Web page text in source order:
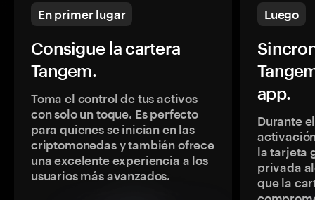
En primer lugar
Consigue la cartera
Tangem.
Toma el control de tus activos
con solo un toque. Es perfecto
para quienes se inician en las
criptomonedas y también ofrece
una excelente experiencia a los
usuarios más avanzados.
Luego
app.
Durante
la tarjeta
privada
que la